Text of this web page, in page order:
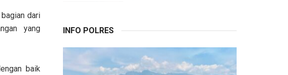
dari
yang
baik
INFO POLRES